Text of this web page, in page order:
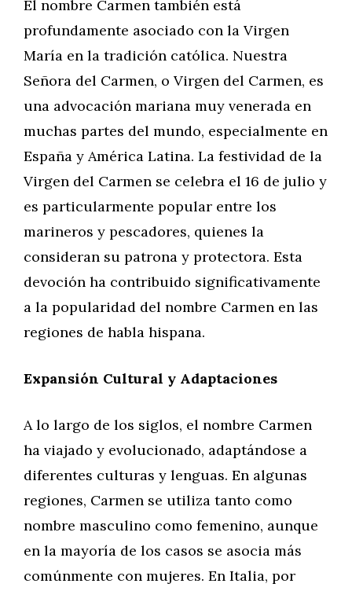
El nombre Carmen también está
profundamente asociado con la Virgen
María en la tradición católica. Nuestra
Señora del Carmen, o Virgen del Carmen, es
una advocación mariana muy venerada en
muchas partes del mundo, especialmente en
España y América Latina. La festividad de la
Virgen del Carmen se celebra el 16 de julio y
es particularmente popular entre los
marineros y pescadores, quienes la
consideran su patrona y protectora. Esta
devoción ha contribuido significativamente
a la popularidad del nombre Carmen en las
regiones de habla hispana.
Expansión Cultural y Adaptaciones
A lo largo de los siglos, el nombre Carmen
ha viajado y evolucionado, adaptándose a
diferentes culturas y lenguas. En algunas
regiones, Carmen se utiliza tanto como
nombre masculino como femenino, aunque
en la mayoría de los casos se asocia más
comúnmente con mujeres. En Italia, por